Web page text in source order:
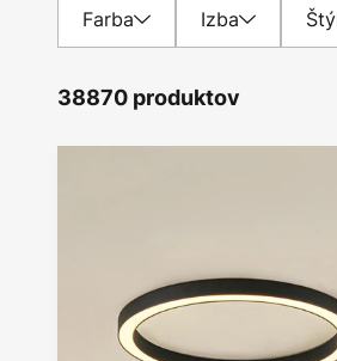
Farba Izba
38870 produktov